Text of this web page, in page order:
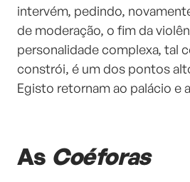
intervém, pedindo,
de moderação, o fim da
personalidade complexa, tal
constrói, é um dos pontos
Egisto retornam ao palácio e
As Coéforas